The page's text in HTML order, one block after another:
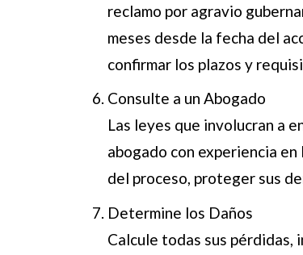
reclamo por agravio
meses desde la fecha del
confirmar los plazos y
Consulte a un Abogado
Las leyes que involucran a
abogado con experiencia
del proceso, proteger sus
Determine los Daños
Calcule todas sus pérdidas,